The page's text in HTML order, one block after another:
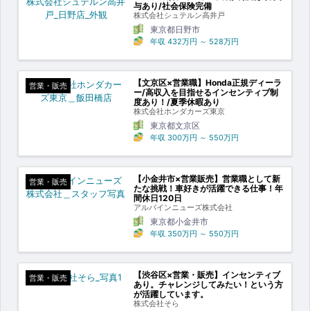
与あり/社会保険完備
株式会社シュテルン高井戸
東京都日野市
年収 432万円 ～ 528万円
営業・販売
【文京区×営業職】Honda正規ディーラ
ー/高収入を目指せるインセンティブ制
度あり！/夏季休暇あり
株式会社ホンダカーズ東京
東京都文京区
年収 300万円 ～ 550万円
営業・販売
【小金井市×営業販売】営業職として新
たな挑戦！車好きが活躍できる仕事！年
間休日120日
アルパインニューズ株式会社
東京都小金井市
年収 350万円 ～ 550万円
営業・販売
【渋谷区×営業・販売】インセンティブ
あり。チャレンジしてみたい！という方
が活躍しています。
株式会社そら